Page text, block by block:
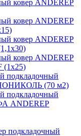
ковер ANDEREP
ковер ANDEREP
ковер ANDEREP
ковер ANDEREP
(1х25)
подкладочный
(70 м2)
подкладочный
ANDEREP
подкладочный